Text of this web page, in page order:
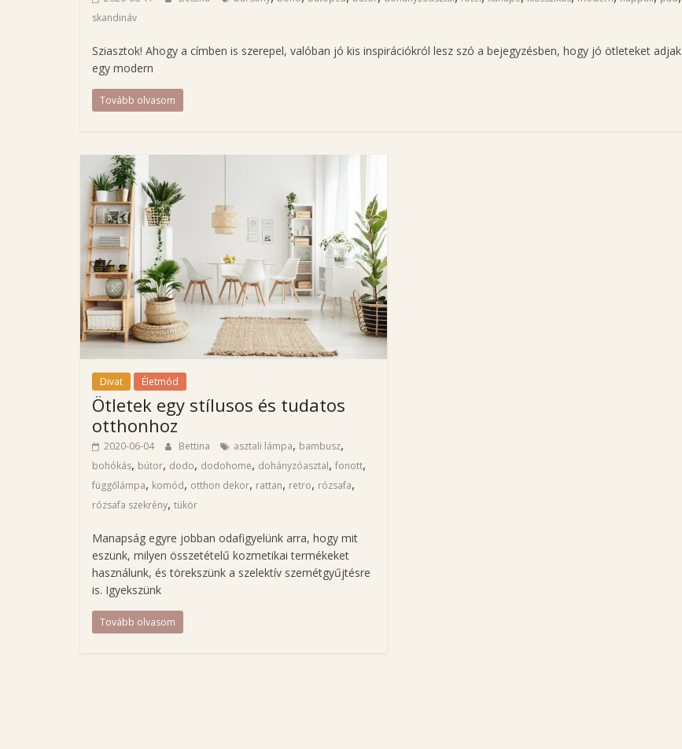
z
g
á
o
l
á
skandináv
Sziasztok! Ahogy a címben is szerepel, valóban jó kis inspirációkról lesz szó a bejegyzésben, hogy jó ötleteket adjak
egy modern
Tovább olvasom
Divat Életmód
Ötletek egy stílusos és tudatos
otthonhoz
2020-06-04 Bettina asztali lámpa, bambusz,
bohókás, bútor, dodo, dodohome, dohányzóasztal, fonott,
függőlámpa, komód, otthon dekor, rattan, retro, rózsafa,
rózsafa szekrény, tükör
Manapság egyre jobban odafigyelünk arra, hogy mit
eszünk, milyen összetételű kozmetikai termékeket
használunk, és törekszünk a szelektív szemétgyűjtésre
is. Igyekszünk
Tovább olvasom